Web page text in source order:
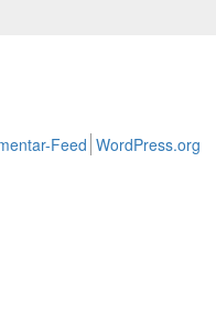
Feed WordPress.org